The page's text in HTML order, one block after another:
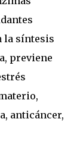
la síntesis
previene
anticáncer,